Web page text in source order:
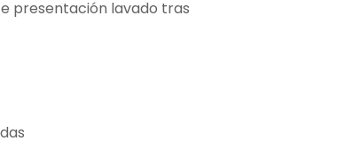
presentación lavado tras